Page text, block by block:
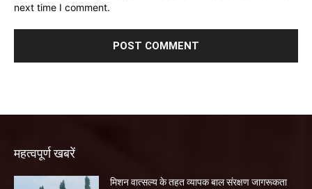
next time I comment.
महत्वपूर्ण खबरें
मिशन वात्सल्य के तहत व्यापक बाल संरक्षण जागरूकता